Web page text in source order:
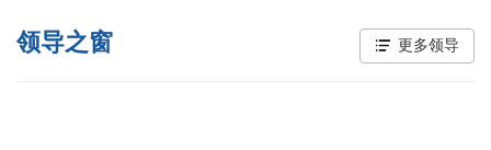
领导之窗 更多领导